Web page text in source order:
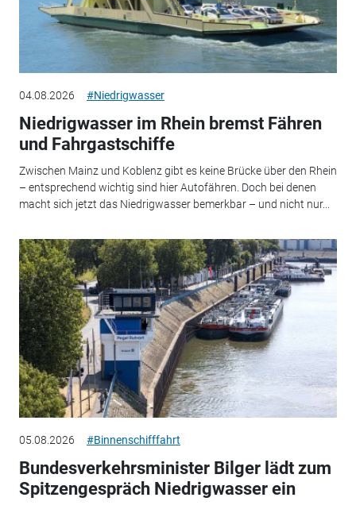
04.08.2026 #Niedrigwasser
Niedrigwasser im Rhein bremst Fähren
und Fahrgastschiffe
Zwischen Mainz und Koblenz gibt es keine Brücke über den Rhein
– entsprechend wichtig sind hier Autofähren. Doch bei denen
macht sich jetzt das Niedrigwasser bemerkbar – und nicht nur...
05.08.2026 #Binnenschifffahrt
Bundesverkehrsminister Bilger lädt zum
Spitzengespräch Niedrigwasser ein